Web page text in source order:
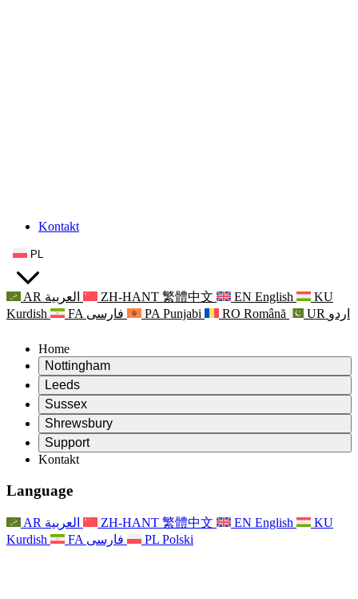
Kontakt
PL
AR العربية ZH-HANT 繁體中文 EN English
KU
Kurdish
FA فارسی PA Punjabi RO Română UR اردو
Home
Nottingham
Review
Przewodniczący Przeglądu
Niezależny zespół recenzentów
Zakres uprawnień
Raport końcowy z niezależnego przeglądu
Często zadawane pytania
Proces przekazywania informacji zwrotnych przez rodzinę
Biuletyny informacyjne
Opt Out
Leeds
Review
Przewodniczący Przeglądu
Niezależny zespół recenzentów
Zakres wymagań i obowiązków
Kontakt
Wsparcie psychologiczne dla rodzin
Aktualizacje dla rodzin
Zdarzenia
For Staff
Wsparcie dla personelu
Sussex
Review
Przewodniczący Przeglądu
Niezależny zespół recenzentów
Zakres uprawnień
For Families
Aktualizacje dla rodzin
Zdarzenia
Shrewsbury
Review
Zakres zadań w zakresie oceny macierzyństwa
Raport końcowy z niezależnego przeglądu
Pierwszy raport z niezależnego przeglądu
For Families
Aktualizacje
Support
Leeds
Nottingham
Rodzinna Służba Wsparcia Psychologicznego
Wsparcie w sytuacjach kryzysowych związanych ze
zdrowiem psychicznym
Usługi regionalne Nottingham
Kontakt
Language
AR العربية ZH-HANT 繁體中文 EN English
KU
Kurdish
FA فارسی PL Polski